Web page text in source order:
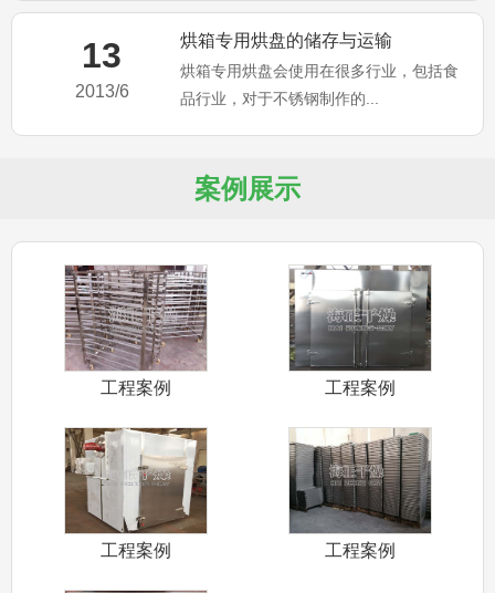
13
2013/6
烘箱专用烘盘的储存与运输
烘箱专用烘盘会使用在很多行业，包括食
品行业，对于不锈钢制作的...
案例展示
工程案例 工程案例
工程案例 工程案例